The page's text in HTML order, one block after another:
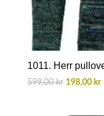
1011. Herr
599,00kr Det
198,00 kr